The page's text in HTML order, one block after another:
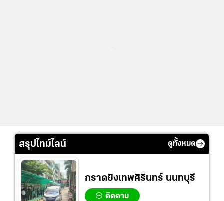
สรุปไทม์ไลน์ ดูทั้งหมด
กราดยิงเทพศิรินทร์ นนทบุรี
ติดตาม